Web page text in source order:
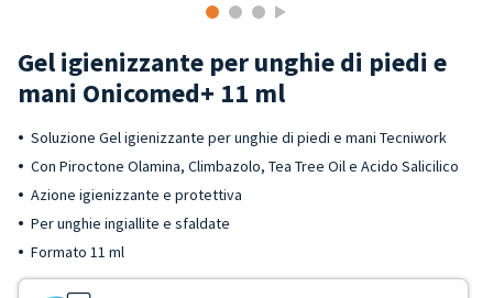
Gel igienizzante per unghie di piedi e
mani Onicomed+ 11 ml
Soluzione Gel igienizzante per unghie di piedi e mani Tecniwork
Con Piroctone Olamina, Climbazolo, Tea Tree Oil e Acido Salicilico
Azione igienizzante e protettiva
Per unghie ingiallite e sfaldate
Formato 11 ml